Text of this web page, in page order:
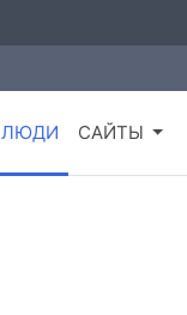
ЛЮДИ САЙТЫ